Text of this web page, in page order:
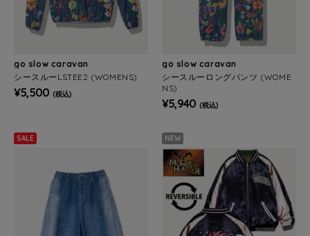
go slow caravan
シースルーLSTEE2 (WOMENS)
¥5,500 (税込)
go slow caravan
シースルーロングパンツ (WOME
NS)
¥5,940 (税込)
SALE NEW